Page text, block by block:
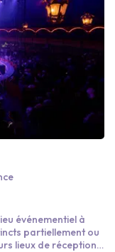
événementiel à
partiellement ou
lieux de réception